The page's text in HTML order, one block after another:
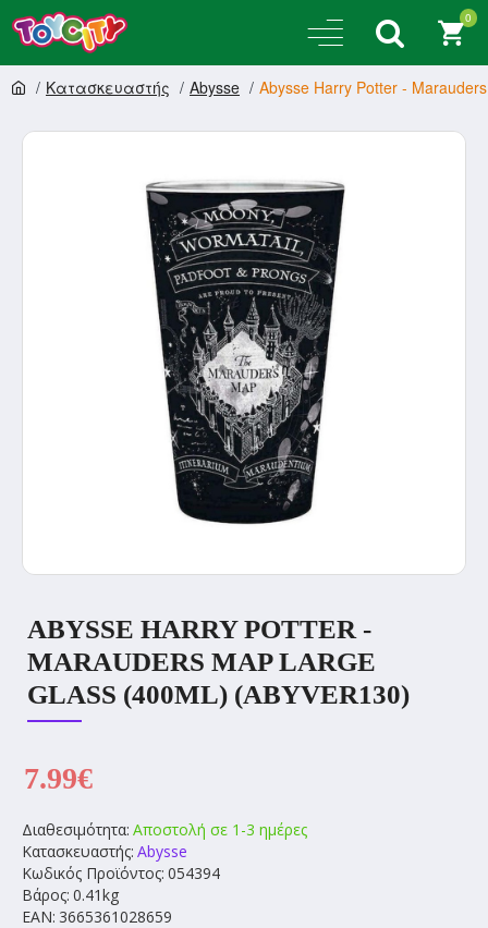
0
Κατασκευαστής Abysse Abysse Harry Potter -
ABYSSE HARRY POTTER -
MARAUDERS MAP LARGE
GLASS (400ML) (ABYVER130)
Διαθεσιμότητα: Αποστολή σε 1-3 ημέρες
Κατασκευαστής: Abysse
Κωδικός Προϊόντος: 054394
Βάρος: 0.41kg
EAN: 3665361028659
7.99€